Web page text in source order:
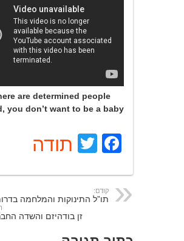
are determined people
you don’t want to be a baby
Facebook
Twitter
תודה
קודם:
תו”ל התינוקות והמלחמה
זן בודהיזם והשדה